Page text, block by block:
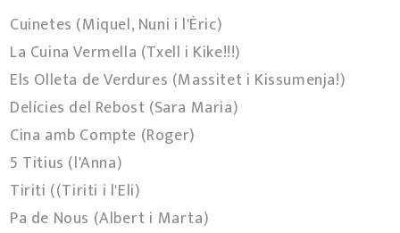
Cuinetes (Miquel, Nuni i l'Èric)
La Cuina Vermella (Txell i Kike!!!)
Els Olleta de Verdures (Massitet i Kissumenja!)
Delícies del Rebost (Sara Maria)
Cina amb Compte (Roger)
5 Titius (l'Anna)
Tiriti ((Tiriti i l'Eli)
Pa de Nous (Albert i Marta)